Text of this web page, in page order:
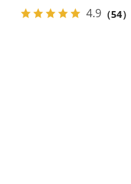
4.9 （54）